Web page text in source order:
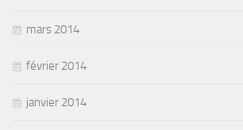
mars 2014
février 2014
janvier 2014